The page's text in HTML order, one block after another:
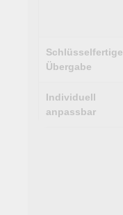
Schlüsselfertige
Übergabe
Individuell
anpassbar